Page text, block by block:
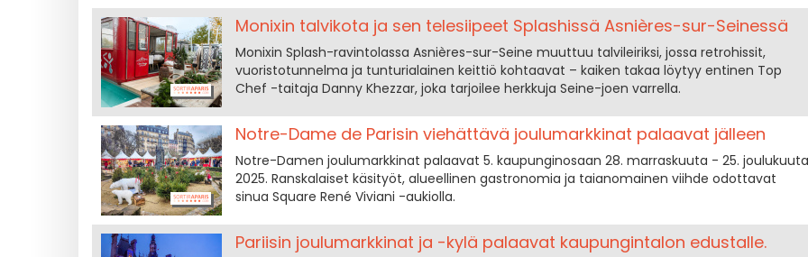
Monixin talvikota ja sen telesiipeet Splashissä Asnières-sur-Seinessä
Monixin Splash-ravintolassa Asnières-sur-Seine muuttuu talvileiriksi, jossa retrohissit,
vuoristotunnelma ja tunturialainen keittiö kohtaavat – kaiken takaa löytyy entinen Top
Chef -taitaja Danny Khezzar, joka tarjoilee herkkuja Seine-joen varrella.
Notre-Dame de Parisin viehättävä joulumarkkinat palaavat jälleen
Notre-Damen joulumarkkinat palaavat 5. kaupunginosaan 28. marraskuuta - 25. joulukuuta
2025. Ranskalaiset käsityöt, alueellinen gastronomia ja taianomainen viihde odottavat
sinua Square René Viviani -aukiolla.
Pariisin joulumarkkinat ja -kylä palaavat kaupungintalon edustalle.